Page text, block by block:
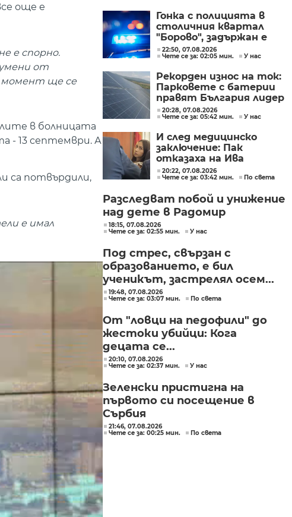
още е
е спорно.
от
момент ще се
в болницата
- 13 септември. А
са потвърдили,
е имал
Гонка с полицията в
столичния квартал
"Борово", задържан е
мъж, у когото са
намерени 460 000 евро
22:50, 07.08.2026
Чете се за: 02:05 мин.
У нас
Рекорден износ на ток:
Парковете с батерии
правят България лидер
на пазара
20:28, 07.08.2026
Чете се за: 05:42 мин.
У нас
И след медицинско
заключение: Пак
отказаха на Ива
Михайлова да се лекува
в България
20:22, 07.08.2026
Чете се за: 03:42 мин.
По света
Разследват побой и унижение
над дете в Радомир
18:15, 07.08.2026
Чете се за: 02:55 мин.
У нас
Под стрес, свързан с
образованието, е бил
ученикът, застрелял осем...
19:48, 07.08.2026
Чете се за: 03:07 мин.
По света
От "ловци на педофили" до
жестоки убийци: Кога
децата се...
20:10, 07.08.2026
Чете се за: 02:37 мин.
У нас
Зеленски пристигна на
първото си посещение в
Сърбия
21:46, 07.08.2026
Чете се за: 00:25 мин.
По света